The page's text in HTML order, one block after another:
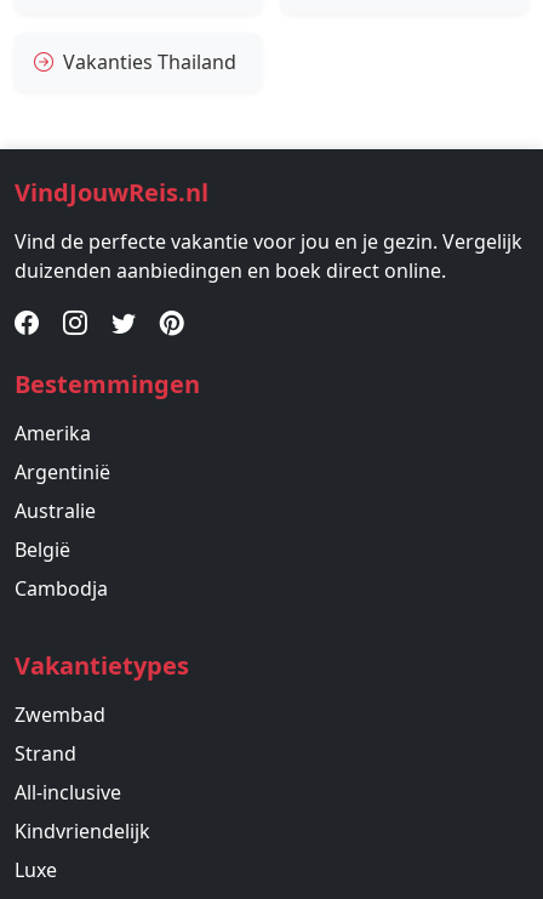
Vakanties Thailand
VindJouwReis.nl
Vind de perfecte vakantie voor jou en je gezin. Vergelijk
duizenden aanbiedingen en boek direct online.
Bestemmingen
Amerika
Argentinië
Australie
België
Cambodja
Vakantietypes
Zwembad
Strand
All-inclusive
Kindvriendelijk
Luxe